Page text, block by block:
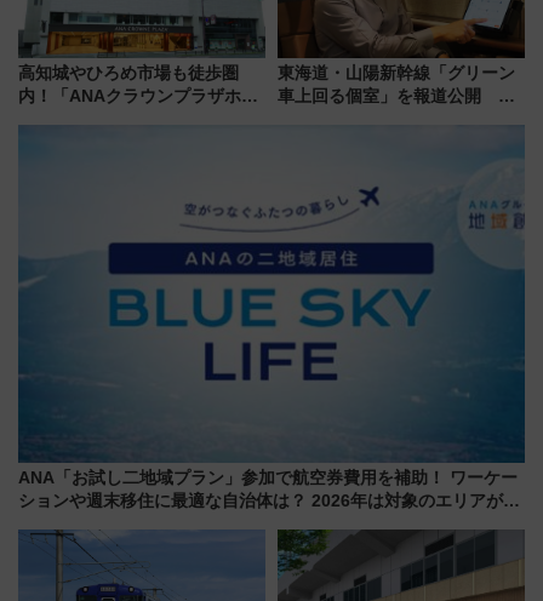
高知城やひろめ市場も徒歩圏
内！「ANAクラウンプラザホテ
東海道・山陽新幹線「グリーン
車上回る個室」を報道公開 プ
ANA「お試し二地域プラン」参加で航空券費用を補助！ ワーケー
ションや週末移住に最適な自治体は？ 2026年は対象のエリアが拡